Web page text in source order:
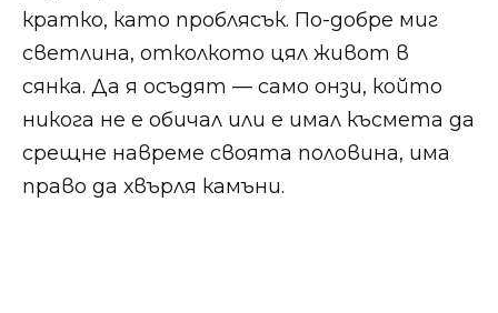
кратко, като проблясък. По-добре миг
светлина, отколкото цял живот в
сянка. Да я осъдят — само онзи, който
никога не е обичал или е имал късмета да
срещне навреме своята половина, има
право да хвърля камъни.